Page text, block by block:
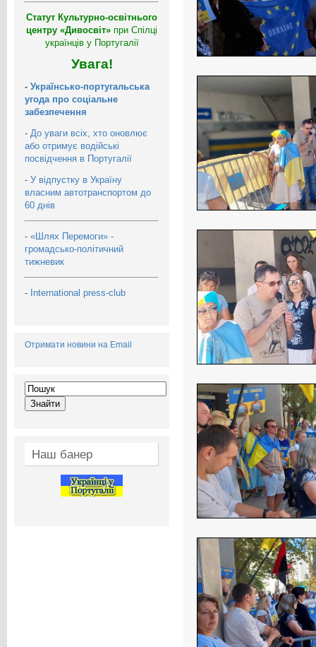
Статут Культурно-освітнього
центру «Дивосвіт» при Спілці
українців у Португалії
Увага!
- Українсько-португальська
угода про соціальне
забезпечення
- До уваги всіх, хто оновлює
або отримує водійські
посвідчення в Португалії
- У відпустку в Україну
власним автотранспортом до
60 днів
- «Шлях Перемоги» -
громадсько-політичний
тижневик
- International press-club
Отримати новини на Email
Наш банер